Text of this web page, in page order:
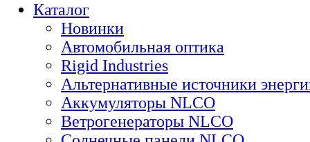
Каталог
Новинки
Автомобильная оптика
Rigid Industries
Альтернативные источники
Аккумуляторы NLCO
Ветрогенераторы NLCO